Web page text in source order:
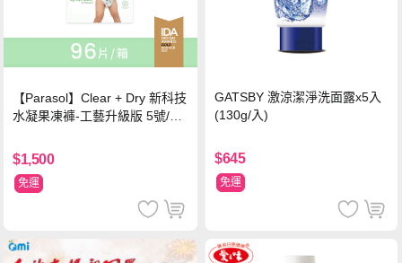
【Parasol】Clear + Dry 新科技
水凝果凍褲-工藝升級版 5號/XL
$1,500
免運
GATSBY 激涼潔淨洗面露x5入
(130g/入)
$645
免運